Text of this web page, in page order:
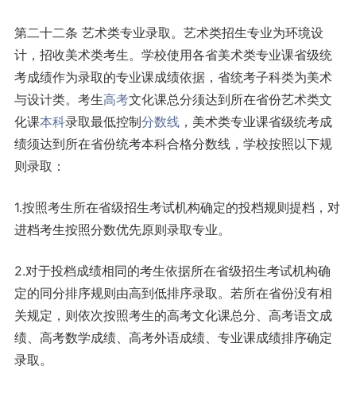
第二十二条 艺术类专业录取。艺术类招生专业为环境设
计，招收美术类考生。学校使用各省美术类专业课省级统
考成绩作为录取的专业课成绩依据，省统考子科类为美术
与设计类。考生高考文化课总分须达到所在省份艺术类文
化课本科录取最低控制分数线，美术类专业课省级统考成
绩须达到所在省份统考本科合格分数线，学校按照以下规
则录取：
1.按照考生所在省级招生考试机构确定的投档规则提档，对
进档考生按照分数优先原则录取专业。
2.对于投档成绩相同的考生依据所在省级招生考试机构确
定的同分排序规则由高到低排序录取。若所在省份没有相
关规定，则依次按照考生的高考文化课总分、高考语文成
绩、高考数学成绩、高考外语成绩、专业课成绩排序确定
录取。